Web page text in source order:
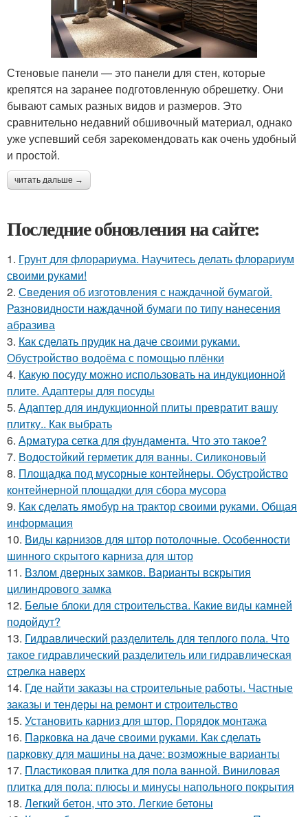
Стеновые панели — это панели для стен, которые
крепятся на заранее подготовленную обрешетку. Они
бывают самых разных видов и размеров. Это
сравнительно недавний обшивочный материал, однако
уже успевший себя зарекомендовать как очень удобный
и простой.
читать дальше →
Последние обновления на сайте:
1. Грунт для флорариума. Научитесь делать флорариум
своими руками!
2. Сведения об изготовления с наждачной бумагой.
Разновидности наждачной бумаги по типу нанесения
абразива
3. Как сделать прудик на даче своими руками.
Обустройство водоёма с помощью плёнки
4. Какую посуду можно использовать на индукционной
плите. Адаптеры для посуды
5. Адаптер для индукционной плиты превратит вашу
плитку.. Как выбрать
6. Арматура сетка для фундамента. Что это такое?
7. Водостойкий герметик для ванны. Силиконовый
8. Площадка под мусорные контейнеры. Обустройство
контейнерной площадки для сбора мусора
9. Как сделать ямобур на трактор своими руками. Общая
информация
10. Виды карнизов для штор потолочные. Особенности
шинного скрытого карниза для штор
11. Взлом дверных замков. Варианты вскрытия
цилиндрового замка
12. Белые блоки для строительства. Какие виды камней
подойдут?
13. Гидравлический разделитель для теплого пола. Что
такое гидравлический разделитель или гидравлическая
стрелка наверх
14. Где найти заказы на строительные работы. Частные
заказы и тендеры на ремонт и строительство
15. Установить карниз для штор. Порядок монтажа
16. Парковка на даче своими руками. Как сделать
парковку для машины на даче: возможные варианты
17. Пластиковая плитка для пола ванной. Виниловая
плитка для пола: плюсы и минусы напольного покрытия
18. Легкий бетон, что это. Легкие бетоны